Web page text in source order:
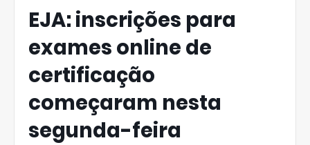
EJA: inscrições para
exames online de
certificação
começaram nesta
segunda-feira